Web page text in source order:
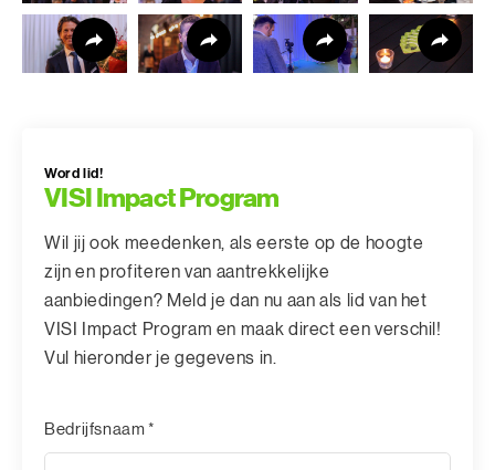
Word lid!
VISI Impact Program
Wil jij ook meedenken, als eerste op de hoogte
zijn en profiteren van aantrekkelijke
aanbiedingen? Meld je dan nu aan als lid van het
VISI Impact Program en maak direct een verschil!
Vul hieronder je gegevens in.
Bedrijfsnaam *